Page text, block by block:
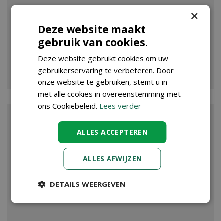
VIJVER
×
Deze website maakt
gebruik van cookies.
Deze website gebruikt cookies om uw
gebruikerservaring te verbeteren. Door
onze website te gebruiken, stemt u in
met alle cookies in overeenstemming met
ons Cookiebeleid. Lees verder
ALLES ACCEPTEREN
ALLES AFWIJZEN
DETAILS WEERGEVEN